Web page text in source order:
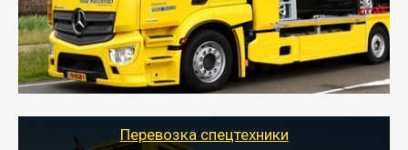
город.
- Наша транспортная компания организует доставку
машин автовозом, подобрав оптимальный маршрут с
учетом всех особенности по пути следования.
Перевозка спецтехники